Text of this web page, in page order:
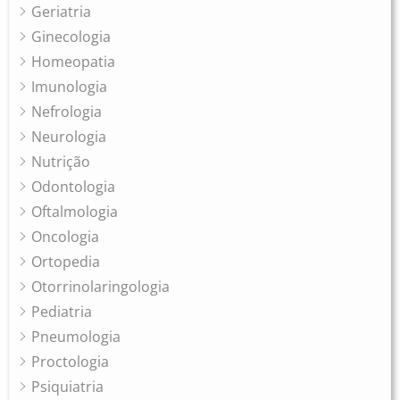
Geriatria
Ginecologia
Homeopatia
Imunologia
Nefrologia
Neurologia
Nutrição
Odontologia
Oftalmologia
Oncologia
Ortopedia
Otorrinolaringologia
Pediatria
Pneumologia
Proctologia
Psiquiatria